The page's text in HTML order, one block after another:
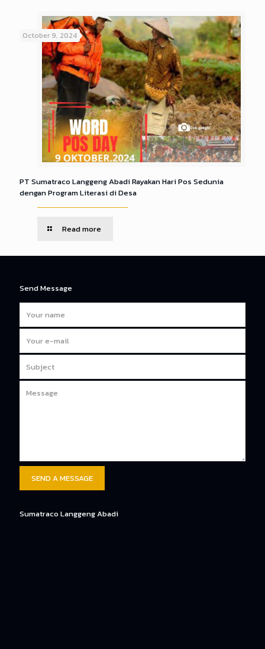
October 9, 2024
PT Sumatraco Langgeng Abadi Rayakan Hari Pos Sedunia
dengan Program Literasi di Desa
Read more
Send Message
Sumatraco Langgeng Abadi